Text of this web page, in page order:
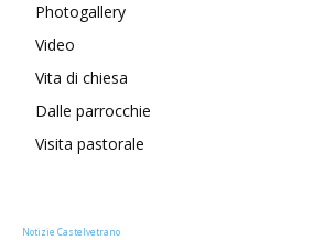
Photogallery
Video
Vita di chiesa
Dalle parrocchie
Visita pastorale
Notizie Castelvetrano